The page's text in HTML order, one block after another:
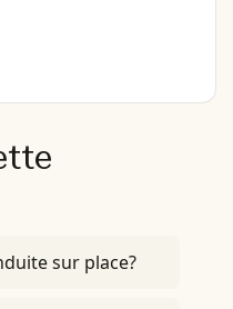
sur place?